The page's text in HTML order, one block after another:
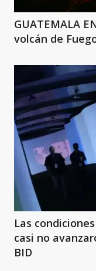
GUATEMALA
volcán de
Las
casi no
BID